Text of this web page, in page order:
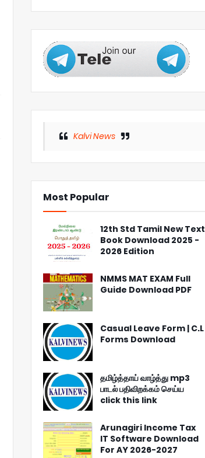
Kalvi News
Most Popular
12th Std Tamil New Text
Book Download 2025 -
2026 Edition
NMMS MAT EXAM Full
Guide Download PDF
Casual Leave Form | C.L
Forms Download
தமிழ்த்தாய் வாழ்த்து mp3
பாடல் பதிவிறக்கம் செய்ய
click this link
Arunagiri Income Tax
IT Software Download
For AY 2026-2027